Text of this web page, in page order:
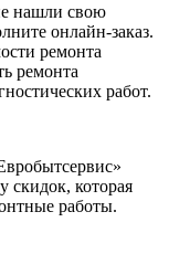
нашли свою
онлайн-заказ.
ремонта
ремонта
работ.
скидок, которая
работы.